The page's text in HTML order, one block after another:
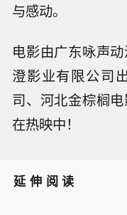
与感动。
电影由广东咏声
澄影业有限公司
司、河北金棕榈
在热映中！
延伸阅读